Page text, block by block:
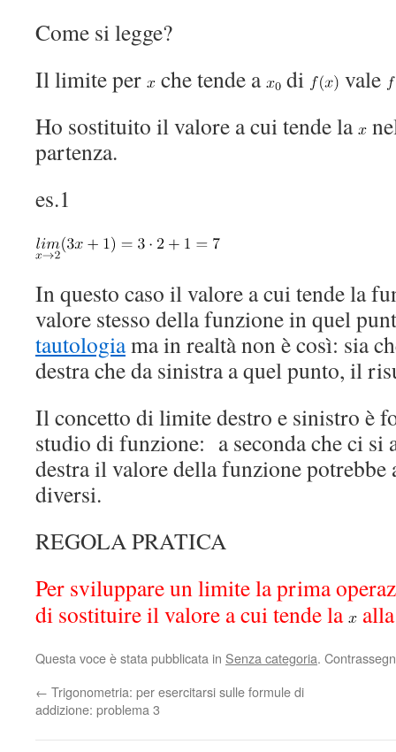
Come si legge?
Il limite per
che tende a di
vale
Ho sostituito il valore a cui tende la
partenza.
es.1
In questo caso il valore a cui tende la
valore stesso della funzione in quel
tautologiama in realtà non è così: sia
destra che da sinistra a quel punto, il
Il concetto di limite destro e sinistro è
studio di funzione: a seconda che ci si
destra il valore della funzione potrebbe
diversi.
REGOLA PRATICA
Per sviluppare un limite la prima
di sostituire il valore a cui tende la
Questa voce è stata pubblicata in Senza categoria.
← Trigonometria: per esercitarsi sulle formule di
addizione: problema 3